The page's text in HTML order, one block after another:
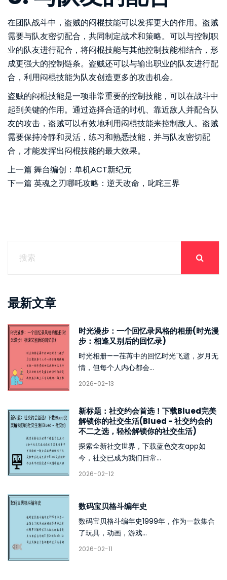
在团队战斗中，盗贼的闷棍技能可以发挥更大的作用。盗贼
需要与队友密切配合，共同制定战术和策略。可以与控制职
业的队友进行配合，将闷棍技能与其他控制技能相结合，形
成更强大的控制链条。盗贼还可以与输出职业的队友进行配
合，利用闷棍技能为队友创造更多的攻击机会。
盗贼的闷棍技能是一项非常重要的控制技能，可以在战斗中
起到关键的作用。通过选择合适的时机、靠近敌人并配合队
友的攻击，盗贼可以有效地利用闷棍技能来控制敌人。盗贼
需要保持冷静和灵活，练习和熟悉技能，并与队友密切配
合，才能发挥出闷棍技能的最大效果。
上一篇 舞台编创：单机ACT新纪元
下一篇 英魂之刃哪吒攻略：逆天改命，叱咤三界
最新文章
时光漫步：一个回忆录风格的相册(时光漫
步：相逢又别后的回忆录)
时光相册——荏苒中的回忆时光飞逝，岁月无
情，但每个人内心都会...
2026-02-13
新标题：社交约会首选！下载Blued完美
解锁你的社交生活(Blued - 社交约会的
不二之选，轻松解锁你的社交生活)
探索全新社交世界，下载蓝色交友app如
今，社交已成为我们日常...
2026-02-12
数码宝贝格斗编年史
数码宝贝格斗编年史1999年，作为一款集合
了玩具，动画，游戏...
2026-02-11